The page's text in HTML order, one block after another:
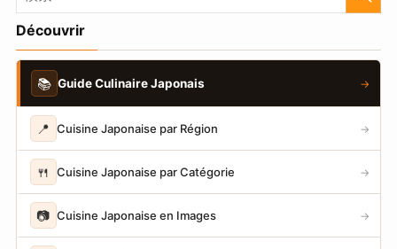
Découvrir
📚 Guide Culinaire Japonais →
📍 Cuisine Japonaise par Région →
🍴 Cuisine Japonaise par Catégorie →
📷 Cuisine Japonaise en Images →